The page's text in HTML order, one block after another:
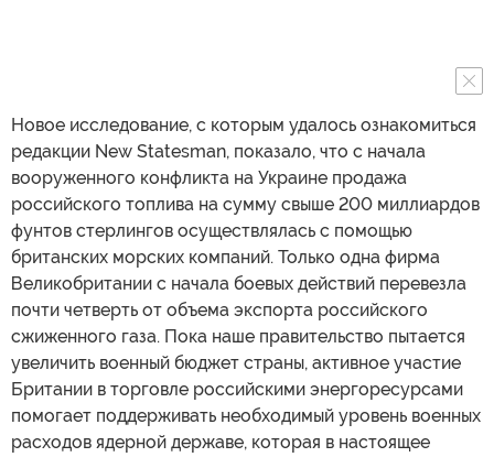
Новое исследование, с которым удалось ознакомиться
редакции New Statesman, показало, что с начала
вооруженного конфликта на Украине продажа
российского топлива на сумму свыше 200 миллиардов
фунтов стерлингов осуществлялась с помощью
британских морских компаний. Только одна фирма
Великобритании с начала боевых действий перевезла
почти четверть от объема экспорта российского
сжиженного газа. Пока наше правительство пытается
увеличить военный бюджет страны, активное участие
Британии в торговле российскими энергоресурсами
помогает поддерживать необходимый уровень военных
расходов ядерной державе, которая в настоящее